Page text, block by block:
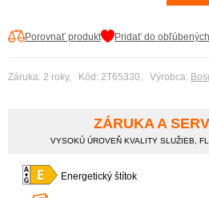
Porovnať produkt Pridať do obľúbených
Záruka: 2 roky, Kód: 2T65330, Výrobca:
ZÁRUKA A
VYSOKÚ ÚROVEŇ KVALITY SLUŽIEB,
Energetický štítok